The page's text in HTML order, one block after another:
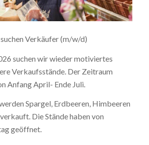
Verkäufer (m/w/d)
suchen wir wieder motiviertes
Verkaufsstände. Der Zeitraum
Anfang April- Ende Juli.
Spargel, Erdbeeren, Himbeeren
Die Stände haben von
geöffnet.